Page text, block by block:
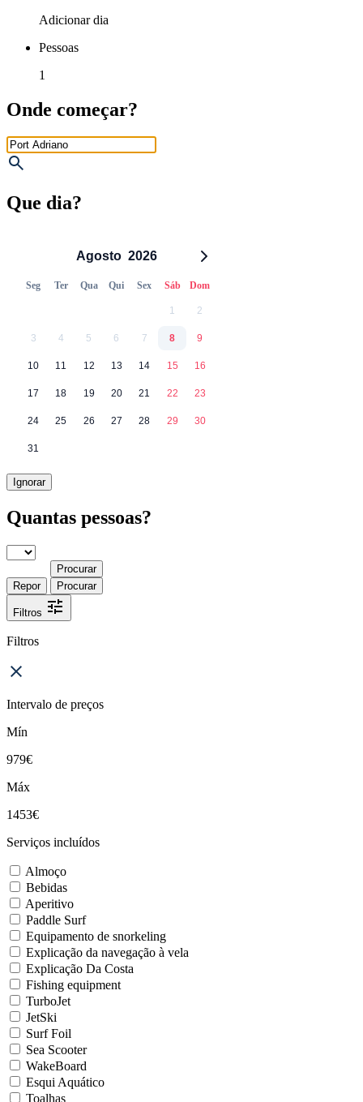
Adicionar dia
Pessoas
1
Onde começar?
Que dia?
Agosto 2026
Seg Ter Qua Qui Sex Sáb Dom
1 2
3 4 5 6 7 8 9
10 11 12 13 14 15 16
17 18 19 20 21 22 23
24 25 26 27 28 29 30
31
Ignorar
Quantas pessoas?
Procurar
Repor
Procurar
Filtros
Filtros
Intervalo de preços
Mín
979€
Máx
1453€
Serviços incluídos
Almoço
Bebidas
Aperitivo
Paddle Surf
Equipamento de snorkeling
Explicação da navegação à vela
Explicação Da Costa
Fishing equipment
TurboJet
JetSki
Surf Foil
Sea Scooter
WakeBoard
Esqui Aquático
Toalhas